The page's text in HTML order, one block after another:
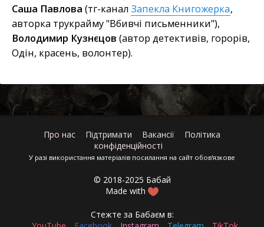
Саша Павлова (тг-канал Запекла Книгожерка,
авторка трукрайму "Вбивчі письменники"),
Володимир Кузнєцов (автор детективів, горорів,
Одін, красень, волонтер).
Про нас Підтримати Вакансії
Політика
конфіденційності
У разі використання матеріалів посилання на сайт обов'язкове
© 2018-2025 Бабай
Made with
Стежте за Бабаєм в: